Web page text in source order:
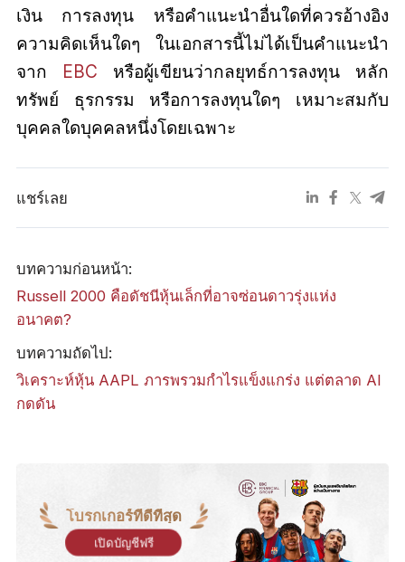
เงิน การลงทุน หรือคำแนะนำอื่นใดที่ควรอ้างอิง
ความคิดเห็นใดๆ ในเอกสารนี้ไม่ได้เป็นคำแนะนำ
จาก EBC หรือผู้เขียนว่ากลยุทธ์การลงทุน หลัก
ทรัพย์ ธุรกรรม หรือการลงทุนใดๆ เหมาะสมกับ
บุคคลใดบุคคลหนึ่งโดยเฉพาะ
แชร์เลย
บทความก่อนหน้า:
Russell 2000 คือดัชนีหุ้นเล็กที่อาจซ่อนดาวรุ่งแห่ง
อนาคต?
บทความถัดไป:
วิเคราะห์หุ้น AAPL ภารพรวมกำไรแข็งแกร่ง แต่ตลาด AI
กดดัน
โบรกเกอร์ที่ดีที่สุด
เปิดบัญชีฟรี